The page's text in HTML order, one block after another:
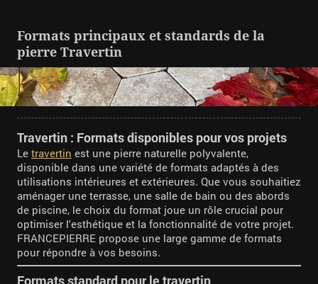
Formats principaux et standards de la
pierre Travertin
Travertin : Formats disponibles pour vos projets
Le travertin est une pierre naturelle polyvalente,
disponible dans une variété de formats adaptés à des
utilisations intérieures et extérieures. Que vous souhaitiez
aménager une terrasse, une salle de bain ou des abords
de piscine, le choix du format joue un rôle crucial pour
optimiser l'esthétique et la fonctionnalité de votre projet.
FRANCEPIERRE propose une large gamme de formats
pour répondre à vos besoins.
Formats standard pour le travertin